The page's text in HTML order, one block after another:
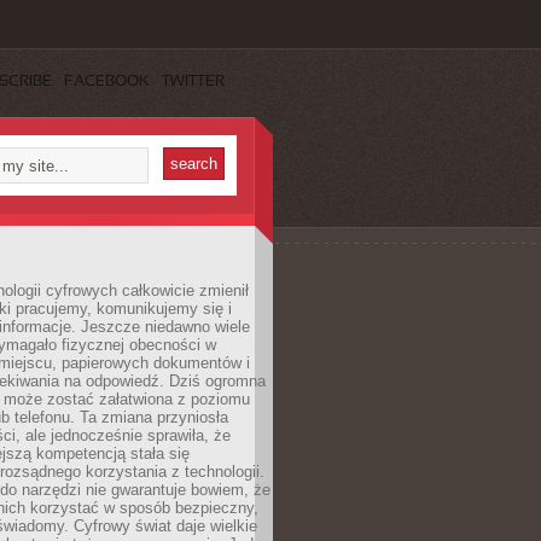
FACEBOOK TWITTER
cyfrowych całkowicie zmienił
pracujemy, komunikujemy się i
Jeszcze niedawno wiele
fizycznej obecności w
papierowych dokumentów i
na odpowiedź. Dziś ogromna
zostać załatwiona z poziomu
telefonu. Ta zmiana przyniosła
ale jednocześnie sprawiła, że
kompetencją stała się
korzystania z technologii.
narzędzi nie gwarantuje bowiem, że
korzystać w sposób bezpieczny,
Cyfrowy świat daje wielkie